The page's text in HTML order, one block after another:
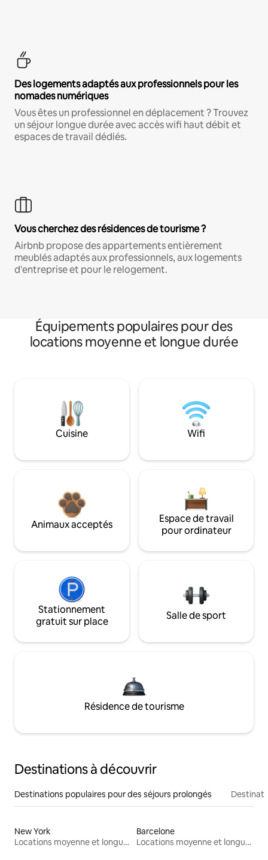
Des logements adaptés aux professionnels pour les
nomades numériques
Vous êtes un professionnel en déplacement ? Trouvez
un séjour longue durée avec accès wifi haut débit et
espaces de travail dédiés.
Vous cherchez des résidences de tourisme ?
Airbnb propose des appartements entièrement
meublés adaptés aux professionnels, aux logements
d'entreprise et pour le relogement.
Équipements populaires pour des
locations moyenne et longue durée
Cuisine Wifi
Animaux acceptés
Espace de travail
pour ordinateur
Stationnement
gratuit sur place
Salle de sport
Résidence de tourisme
Destinations à découvrir
Destinations populaires pour des séjours prolongés
New York
Locations moyenne et longue durée
Barcelone
Locations moyenne et longue durée